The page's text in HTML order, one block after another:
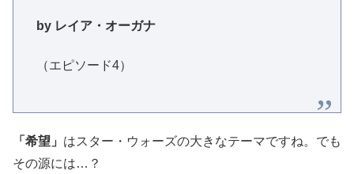
by レイア・オーガナ
（エピソード4）
「希望」 はスター・ウォーズの大きなテーマですね。でも
その源には…？